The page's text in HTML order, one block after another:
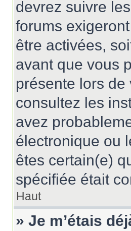
devrez suivre
forums
être activées,
avant que vous
présente lors
consultez les
avez
électronique ou
êtes certain(e)
spécifiée était
Haut
» Je m’étais